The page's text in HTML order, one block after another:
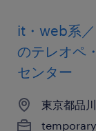
it・web系
のテレオペ
センター
東京都品
temporary